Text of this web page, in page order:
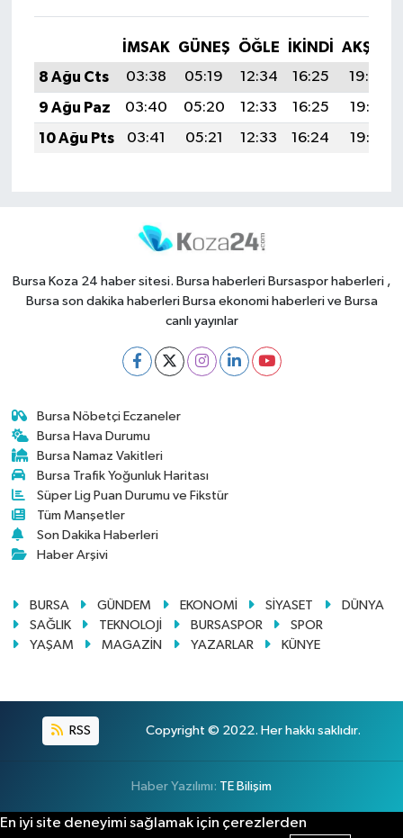
İMSAK GÜNEŞ ÖĞLE İKINDI
AKŞAM
8 Ağu Cts
03:38 05:19 12:34 16:25
19:39
9 Ağu Paz
03:40 05:20 12:33 16:25
19:37
10 Ağu Pts
03:41 05:21 12:33 16:24 19:36
Bursa Koza 24 haber sitesi. Bursa haberleri Bursaspor haberleri ,
Bursa son dakika haberleri Bursa ekonomi haberleri ve Bursa
canlı yayınlar
Bursa Nöbetçi Eczaneler
Bursa Hava Durumu
Bursa Namaz Vakitleri
Bursa Trafik Yoğunluk Haritası
Süper Lig Puan Durumu ve Fikstür
Tüm Manşetler
Son Dakika Haberleri
Haber Arşivi
BURSA GÜNDEM EKONOMİ SİYASET
DÜNYA
SAĞLIK
TEKNOLOJİ BURSASPOR
SPOR
YAŞAM
MAGAZİN YAZARLAR KÜNYE
RSS Copyright © 2022. Her hakkı saklıdır.
Haber Yazılımı: TE Bilişim
En iyi site deneyimi sağlamak için çerezlerden